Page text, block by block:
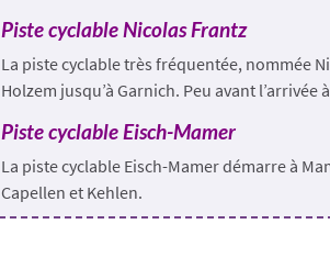
Piste cyclable Nicolas Frantz
La piste cyclable très fréquentée, nommée
Holzem jusqu’à Garnich. Peu avant
Piste cyclable Eisch-Mamer
La piste cyclable Eisch-Mamer démarre à
Capellen et Kehlen.